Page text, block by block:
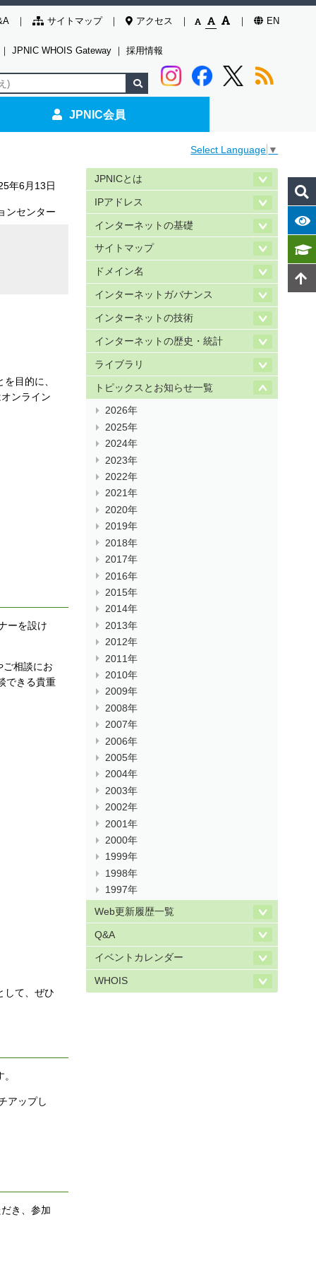
サイトマップ アクセス EN
｜ JPNIC WHOIS Gateway ｜ 採用情報
JPNIC会員
Select Language ▼
年6月13日
ンセンター
目的に、
ンライン
ーを設け
ご相談にお
できる貴重
して、ぜひ
アップし
き、参加
JPNICとは
IPアドレス
インターネットの基礎
サイトマップ
ドメイン名
インターネットガバナンス
インターネットの技術
インターネットの歴史・統計
ライブラリ
トピックスとお知らせ一覧
2026年
2025年
2024年
2023年
2022年
2021年
2020年
2019年
2018年
2017年
2016年
2015年
2014年
2013年
2012年
2011年
2010年
2009年
2008年
2007年
2006年
2005年
2004年
2003年
2002年
2001年
2000年
1999年
1998年
1997年
Web更新履歴一覧
Q&A
イベントカレンダー
WHOIS